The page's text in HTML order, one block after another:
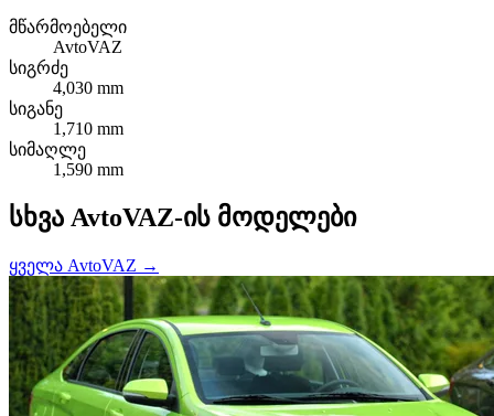
მწარმოებელი
AvtoVAZ
სიგრძე
4,030 mm
სიგანე
1,710 mm
სიმაღლე
1,590 mm
სხვა AvtoVAZ-ის მოდელები
ყველა AvtoVAZ →